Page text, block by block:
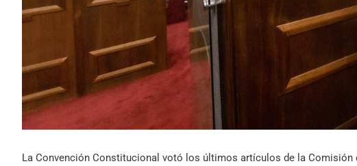
La Convención Constitucional votó los últimos artículos de la Comisión